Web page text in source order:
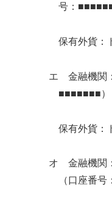
号：
保有外貨：
エ 金融機関
■■■■■■■）
保有外貨：
オ 金融機関
（口座番